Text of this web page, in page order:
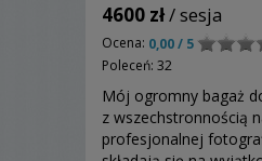
4600 zł/ sesja
Ocena: 0,00 / 5
Poleceń: 32
Mój ogromny bagaż
z wszechstronnością
profesjonalnej